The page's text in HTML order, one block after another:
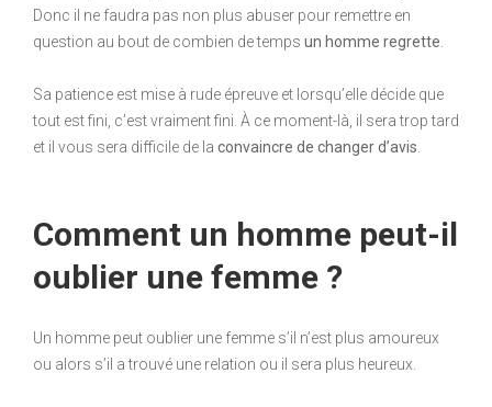
Donc il ne faudra pas non plus abuser pour remettre en
question au bout de combien de temps un homme regrette.
Sa patience est mise à rude épreuve et lorsqu’elle décide que
tout est fini, c’est vraiment fini. À ce moment-là, il sera trop tard
et il vous sera difficile de la convaincre de changer d’avis.
Comment un homme peut-il
oublier une femme ?
Un homme peut oublier une femme s’il n’est plus amoureux
ou alors s’il a trouvé une relation ou il sera plus heureux.